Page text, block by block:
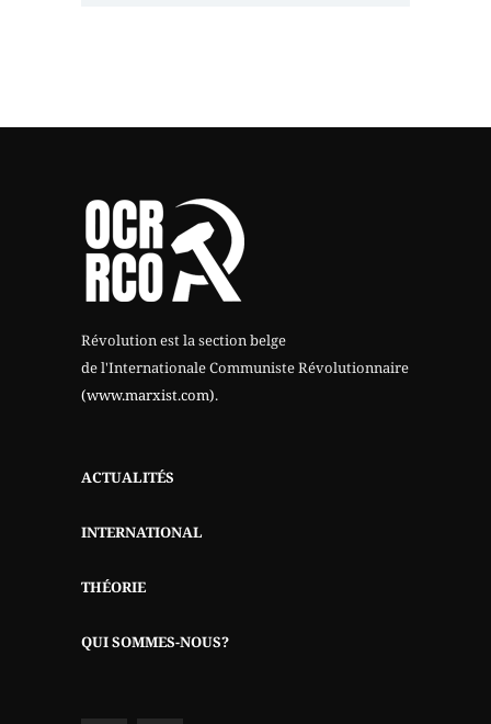
Révolution est la section belge
de l'Internationale Communiste Révolutionnaire
(www.marxist.com).
ACTUALITÉS
INTERNATIONAL
THÉORIE
QUI SOMMES-NOUS?